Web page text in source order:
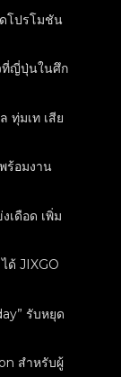
โปรโมชัน
ที่ญี่ปุ่นในศึก
ทุ่มเท เสีย
ร้อมงาน
เดือด เพิ่ม
ด้ JIXGO
รับหยุด
สำหรับผู้